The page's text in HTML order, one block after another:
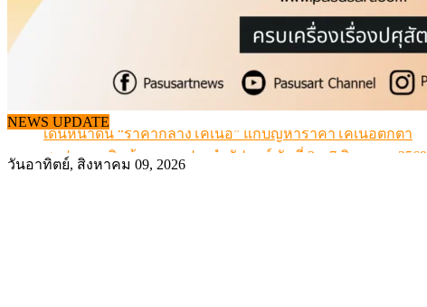
NEWS UPDATE
เดินหน้าดัน “ราคากลางโคเนื้อ” แก้ปัญหาราคาโคเนื้อตกต่ำ
สรุปภาวะ สินค้าเกษตรประจำสัปดาห์ วันที่ 3 – 7 สิงหาคม 2569
วันอาทิตย์, สิงหาคม 09, 2026